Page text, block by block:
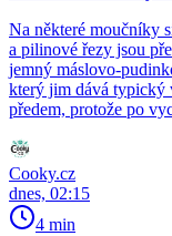
Na některé moučníky
a pilinové řezy jsou
jemný máslovo-
který jim dává typický
předem, protože po
Cooky.cz
dnes, 02:15
4 min